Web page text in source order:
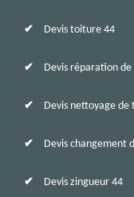
Devis toiture 44
Devis réparation
Devis nettoyage de
Devis changement
Devis zingueur 44